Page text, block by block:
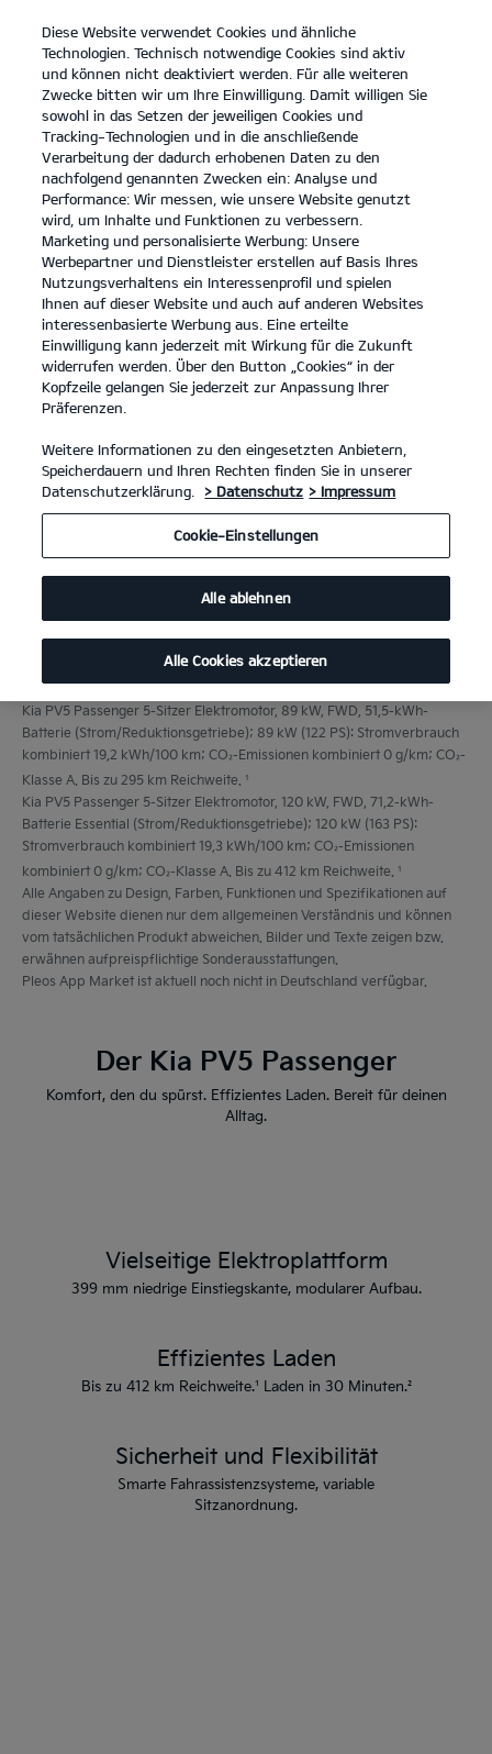
open
menu
KONTAKT
PV5 Passenger Probefahrt / Angebot
Kontakt
... ... PV5 PASSENGER
Diese Website verwendet Cookies und ähnliche
Technologien. Technisch notwendige Cookies sind aktiv
und können nicht deaktiviert werden. Für alle weiteren
Zwecke bitten wir um Ihre Einwilligung. Damit willigen Sie
sowohl in das Setzen der jeweiligen Cookies und
Tracking-Technologien und in die anschließende
Verarbeitung der dadurch erhobenen Daten zu den
nachfolgend genannten Zwecken ein: Analyse und
Performance: Wir messen, wie unsere Website genutzt
wird, um Inhalte und Funktionen zu verbessern.
Marketing und personalisierte Werbung: Unsere
Werbepartner und Dienstleister erstellen auf Basis Ihres
Nutzungsverhaltens ein Interessenprofil und spielen
Ihnen auf dieser Website und auch auf anderen Websites
interessenbasierte Werbung aus. Eine erteilte
Einwilligung kann jederzeit mit Wirkung für die Zukunft
widerrufen werden. Über den Button „Cookies“ in der
Kopfzeile gelangen Sie jederzeit zur Anpassung Ihrer
Präferenzen.
Weitere Informationen zu den eingesetzten Anbietern,
Speicherdauern und Ihren Rechten finden Sie in unserer
Datenschutzerklärung.
> Datenschutz > Impressum
Cookie-Einstellungen
Alle ablehnen
Alle Cookies akzeptieren